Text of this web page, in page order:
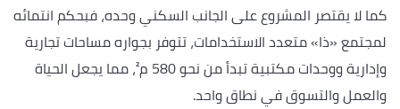
كما لا يقتصر المشروع على الجانب السكني وحده، فبحكم انتمائه
لمجتمع «ذا» متعدد الاستخدامات، تتوفر بجواره مساحات تجارية
وإدارية ووحدات مكتبية تبدأ من نحو 580 م²، مما يجعل الحياة
والعمل والتسوق في نطاق واحد.